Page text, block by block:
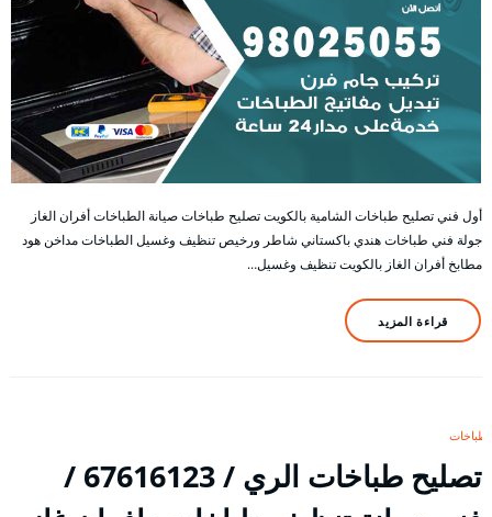
أول فني تصليح طباخات الشامية بالكويت تصليح طباخات صيانة الطباخات أفران الغاز
جولة فني طباخات هندي باكستاني شاطر ورخيص تنظيف وغسيل الطباخات مداخن هود
مطابخ أفران الغاز بالكويت تنظيف وغسيل…
قراءة المزيد
طباخات
تصليح طباخات الري / 67616123 /